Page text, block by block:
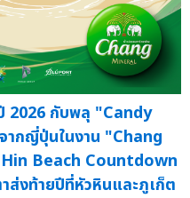
2026 กับพลุ "Candy
กญี่ปุ่นในงาน "Chang
Beach Countdown
ส่งท้ายปีที่หัวหินและภูเก็ต